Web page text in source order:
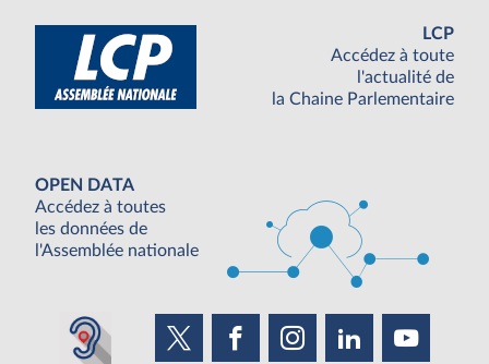
LCP
Accédez à toute
l'actualité de
la Chaine Parlementaire
OPEN DATA
Accédez à toutes
les données de
l'Assemblée nationale